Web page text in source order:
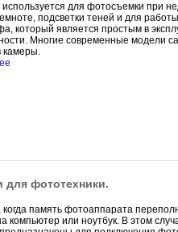
для фотосъемки при
подсветки теней и для
который является простым в
Многие современные модели
камеры.
для фототехники.
когда память фотоаппарата
компьютер или ноутбук. В этом